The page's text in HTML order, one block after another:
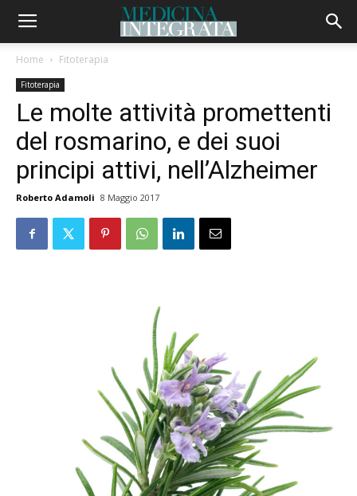
Home Fitoterapia
Fitoterapia
Le molte attività promettenti
del rosmarino, e dei suoi
principi attivi, nell’Alzheimer
Roberto Adamoli 8 Maggio 2017